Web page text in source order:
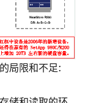
局限和不足: